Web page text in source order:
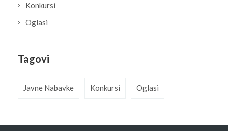
Konkursi
Oglasi
Tagovi
Javne Nabavke Konkursi Oglasi